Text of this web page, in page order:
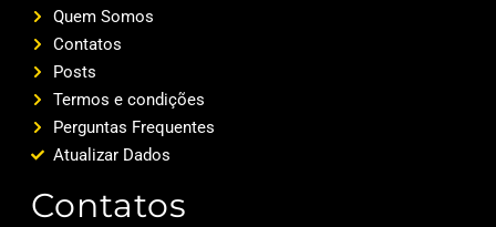
Quem Somos
Contatos
Posts
Termos e condições
Perguntas Frequentes
Atualizar Dados
Contatos